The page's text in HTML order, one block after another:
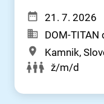
21. 7. 2026
DOM-TITAN
Kamnik,
ž/m/d